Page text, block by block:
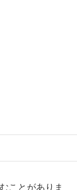
ことがありま